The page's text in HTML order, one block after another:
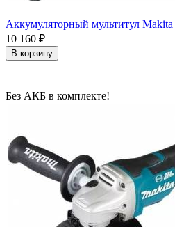
Аккумуляторный мультитул
10 160 ₽
В корзину
Без АКБ в комплекте!